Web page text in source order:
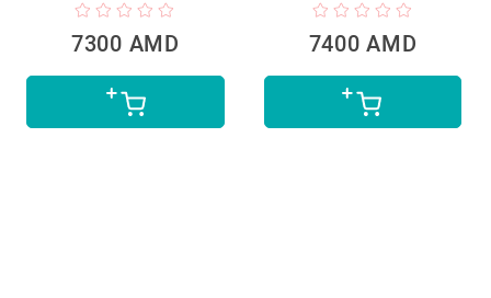
7300 AMD 7400 AMD